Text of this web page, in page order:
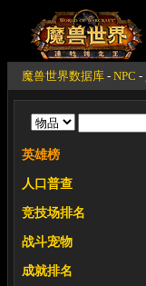
魔兽世界数据库 - NPC -
英雄榜
人口普查
竞技场排名
战斗宠物
成就排名